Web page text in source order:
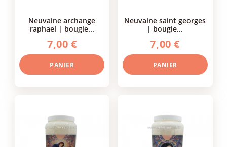
neuvaine archange
raphael | bougie...
7,00 €
PANIER
neuvaine saint georges
| bougie...
7,00 €
PANIER